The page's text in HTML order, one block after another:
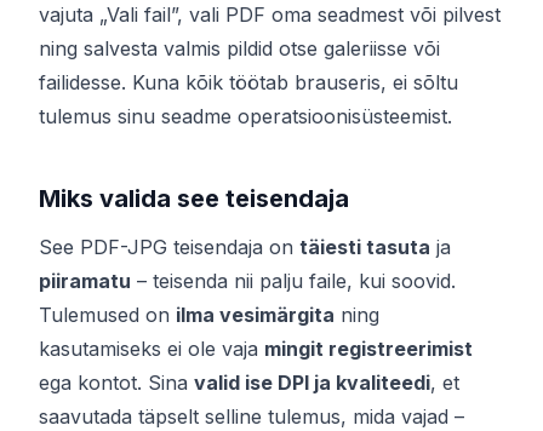
vajuta „Vali fail”, vali PDF oma seadmest või pilvest
ning salvesta valmis pildid otse galeriisse või
failidesse. Kuna kõik töötab brauseris, ei sõltu
tulemus sinu seadme operatsioonisüsteemist.
Miks valida see teisendaja
See PDF-JPG teisendaja on täiesti tasuta ja
piiramatu – teisenda nii palju faile, kui soovid.
Tulemused on ilma vesimärgita ning
kasutamiseks ei ole vaja mingit registreerimist
ega kontot. Sina valid ise DPI ja kvaliteedi, et
saavutada täpselt selline tulemus, mida vajad –